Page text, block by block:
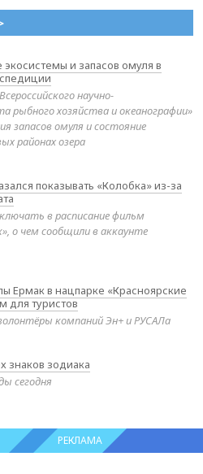
и запасов омуля в
научно-
рыбного хозяйства и океанографии»
запасов омуля и состояние
районах озера
показывать «Колобка» из-за
в расписание фильм
о чем сообщили в аккаунте
Ермак в нацпарке «Красноярские
для туристов
компаний Эн+ и РУСАЛа
знаков зодиака
сегодня
РЕКЛАМА